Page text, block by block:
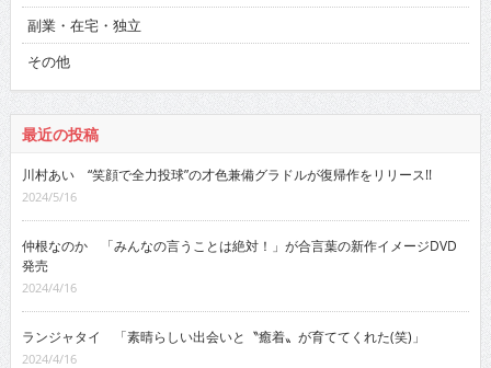
副業・在宅・独立
その他
最近の投稿
川村あい “笑顔で全力投球”の才色兼備グラドルが復帰作をリリース!!
2024/5/16
仲根なのか 「みんなの言うことは絶対！」が合言葉の新作イメージDVD
発売
2024/4/16
ランジャタイ 「素晴らしい出会いと〝癒着〟が育ててくれた(笑)」
2024/4/16